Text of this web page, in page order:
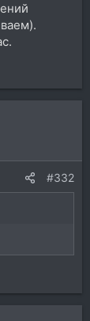
#332